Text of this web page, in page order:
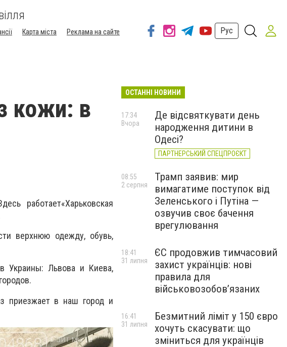
Карта міста
Реклама на сайте
Рус
кожи: в
работает«Харьковская
верхнюю одежду, обувь,
Украины: Львова и Киева,
приезжает в наш город и
ОСТАННІ НОВИНИ
Де відсвяткувати день
народження дитини в
Одесі?
ПАРТНЕРСЬКИЙ СПЕЦПРОЄКТ
17:34
Вчора
Трамп заявив: мир
вимагатиме поступок від
Зеленського і Путіна —
озвучив своє бачення
врегулювання
08:55
2 серпня
ЄС продовжив тимчасовий
захист українців: нові
правила для
військовозобов’язаних
18:41
31 липня
Безмитний ліміт у 150 євро
хочуть скасувати: що
зміниться для українців
16:41
31 липня